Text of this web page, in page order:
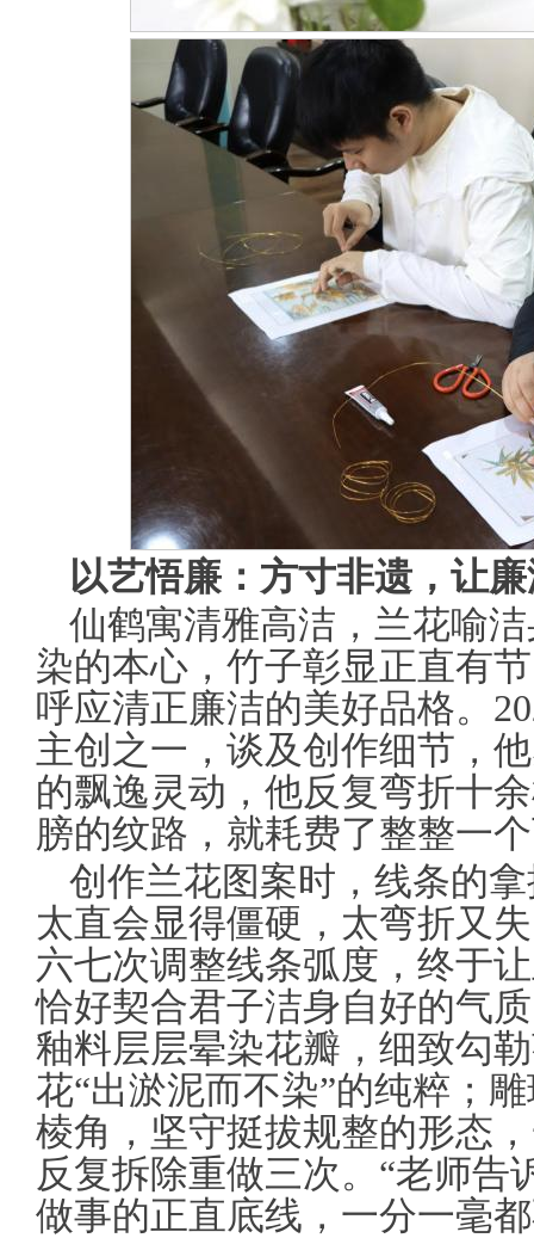
以艺悟廉：方寸非遗，让
仙鹤寓清雅高洁，兰花喻
染的本心，竹子彰显正直有
呼应清正廉洁的美好品格。
主创之一，谈及创作细节，
的飘逸灵动，他反复弯折十
膀的纹路，就耗费了整整一
创作兰花图案时，线条的
太直会显得僵硬，太弯折又
六七次调整线条弧度，终于
恰好契合君子洁身自好的气
釉料层层晕染花瓣，细致勾
花“出淤泥而不染”的纯粹；
棱角，坚守挺拔规整的形态
反复拆除重做三次。“老师告
做事的正直底线，一分一毫